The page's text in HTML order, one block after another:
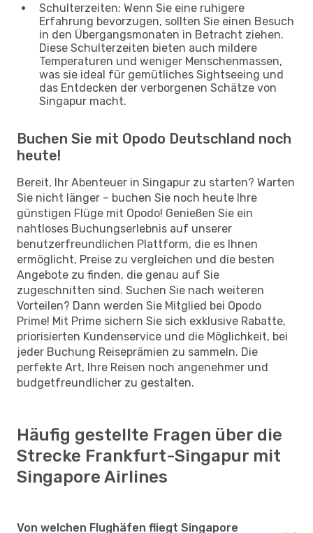
Schulterzeiten: Wenn Sie eine ruhigere
Erfahrung bevorzugen, sollten Sie einen Besuch
in den Übergangsmonaten in Betracht ziehen.
Diese Schulterzeiten bieten auch mildere
Temperaturen und weniger Menschenmassen,
was sie ideal für gemütliches Sightseeing und
das Entdecken der verborgenen Schätze von
Singapur macht.
Buchen Sie mit Opodo Deutschland noch
heute!
Bereit, Ihr Abenteuer in Singapur zu starten? Warten
Sie nicht länger – buchen Sie noch heute Ihre
günstigen Flüge mit Opodo! Genießen Sie ein
nahtloses Buchungserlebnis auf unserer
benutzerfreundlichen Plattform, die es Ihnen
ermöglicht, Preise zu vergleichen und die besten
Angebote zu finden, die genau auf Sie
zugeschnitten sind. Suchen Sie nach weiteren
Vorteilen? Dann werden Sie Mitglied bei Opodo
Prime! Mit Prime sichern Sie sich exklusive Rabatte,
priorisierten Kundenservice und die Möglichkeit, bei
jeder Buchung Reiseprämien zu sammeln. Die
perfekte Art, Ihre Reisen noch angenehmer und
budgetfreundlicher zu gestalten.
Häufig gestellte Fragen über die
Strecke Frankfurt-Singapur mit
Singapore Airlines
Von welchen Flughäfen fliegt Singapore